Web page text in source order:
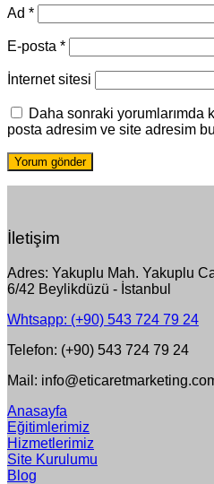
Ad *
E-posta *
İnternet sitesi
Daha sonraki yorumlarımda
posta adresim ve site adresim
İletişim
Adres: Yakuplu Mah. Yakuplu
6/42 Beylikdüzü - İstanbul
Whtsapp: (+90) 543 724 79 24
Telefon: (+90) 543 724 79 24
Mail:
Anasayfa
Eğitimlerimiz
Hizmetlerimiz
Site Kurulumu
Blog